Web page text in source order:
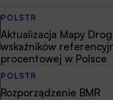
POLSTR
Aktualizacja Mapy
wskaźników
procentowej w Polsce
POLSTR
Rozporządzenie BMR